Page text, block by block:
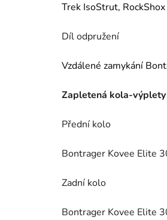
Trek IsoStrut,
Díl odpružení
Vzdálené zamykání
Zapletená kola-výplety
Přední kolo
Bontrager Kovee Elite
Zadní kolo
Bontrager Kovee Elite